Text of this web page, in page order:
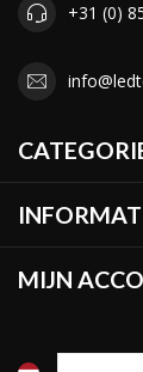
+31 (0)
MIJN